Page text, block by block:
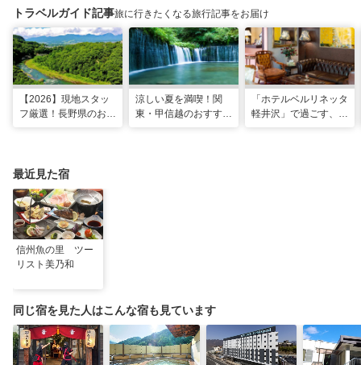
トラベルガイド記事旅に行きたくなる旅行記事をお届け
【2026】現地スタッ
フ厳選！長野県のおす
涼しい夏を満喫！関
東・甲信越のおすすめ
「ホテルベルリネッタ
軽井沢」で過ごす、ア
最近見た宿
信州魚の里 ツー
リスト美乃和
同じ宿を見た人はこんな宿も見ています